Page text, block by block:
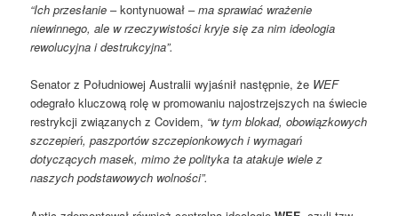
“Ich przesłanie – kontynuował –ma sprawiać wrażenie
niewinnego, ale w rzeczywistości kryje się za nim ideologia
rewolucyjna i destrukcyjna”.
Senator z Południowej Australii wyjaśnił następnie, że WEF
odegrało kluczową rolę w promowaniu najostrzejszych na świecie
restrykcji związanych z Covidem, “w tym blokad, obowiązkowych
szczepień, paszportów szczepionkowych i wymagań
dotyczących masek, mimo że polityka ta atakuje wiele z
naszych podstawowych wolności”.